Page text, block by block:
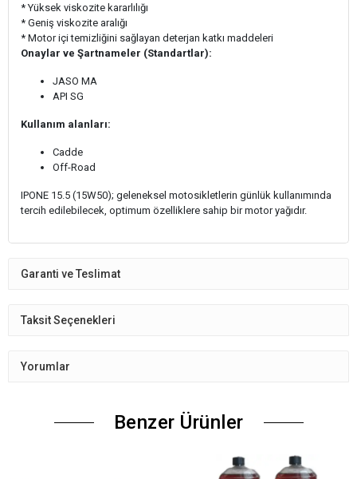
* Yüksek viskozite kararlılığı
* Geniş viskozite aralığı
* Motor içi temizliğini sağlayan deterjan katkı maddeleri
Onaylar ve Şartnameler (Standartlar):
JASO MA
API SG
Kullanım alanları:
Cadde
Off-Road
IPONE 15.5 (15W50); geleneksel motosikletlerin günlük kullanımında
tercih edilebilecek, optimum özelliklere sahip bir motor yağıdır.
Garanti ve Teslimat
Taksit Seçenekleri
Yorumlar
Benzer Ürünler